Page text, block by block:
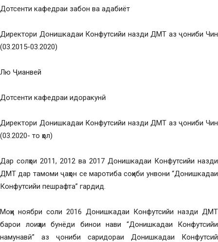
Дотсенти кафедраи забон ва адабиёт
Директори Донишкадаи Конфутсийи назди ДМТ аз ҷониби Чин
(03.2015-03.2020)
Лю Ҷианвей
Дотсенти кафедраи идоракунӣ
Директори Донишкадаи Конфутсийи назди ДМТ аз ҷониби Чин
(03.2020- то ҳол)
Дар солҳои 2011, 2012 ва 2017 Донишкадаи Конфутсийи назди
ДМТ дар тамоми ҷаҳон се маротиба соҳиби унвони “Донишкадаи
Конфутсийи пешрафта” гардид.
Моҳи ноябри соли 2016 Донишкадаи Конфутсийи назди ДМТ
барои лоиҳаи бунёди бинои нави “Донишкадаи Конфутсийи
намунавӣ” аз ҷониби саридораи Донишкадаи Конфутсий